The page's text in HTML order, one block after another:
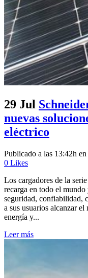
29 Jul
nuevas
eléctrico
Publicado a las 13:42h en
0 Likes
Los cargadores de la
recarga en todo el
seguridad, confiabilidad,
a sus usuarios alcanzar
energía y...
Leer más